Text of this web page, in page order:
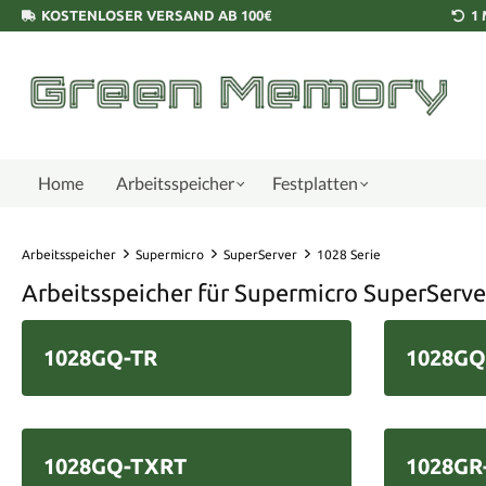
KOSTENLOSER VERSAND AB 100€ 1
Home Arbeitsspeicher Festplatten
Arbeitsspeicher Supermicro SuperServer 1028 Serie
Arbeitsspeicher für Supermicro
1028GQ-TR
1028GQ-TXRT